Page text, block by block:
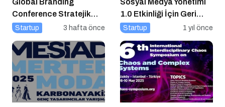
Global Branding
Conference Stratejik
Odağı: İşveren Markası
Startup 3 hafta önce
Sosyal Medya Yönetimi
1.0 Etkinliği İçin Geri
Sayım!
Startup 1 yıl önce